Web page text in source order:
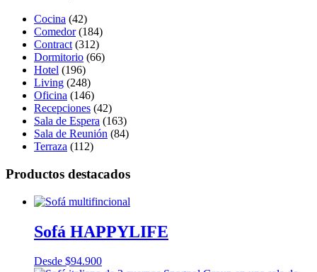
Cocina (42)
Comedor(184)
Contract (312)
Dormitorio (66)
Hotel (196)
Living (248)
Oficina (146)
Recepciones (42)
Sala de Espera (163)
Sala de Reunión (84)
Terraza (112)
Productos destacados
Sofá HAPPYLIFE
Desde $94.900